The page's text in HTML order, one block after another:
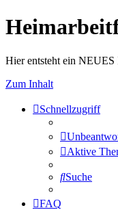
Hier entsteht ein
Zum Inhalt
Schnellzugriff
Aktive
Suche
FAQ